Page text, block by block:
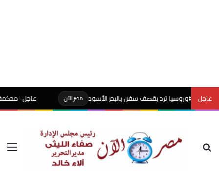
عاجل ترد بقصف سفن بالبحر الأسود مصر الآن عاجل- محكمة أميركية
بحث عن